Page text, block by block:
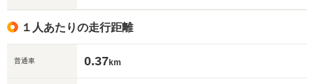
１人あたりの走行距離
普通車 0.37km